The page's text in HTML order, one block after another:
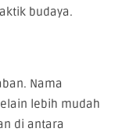
budaya.
Nama
lebih mudah
di antara